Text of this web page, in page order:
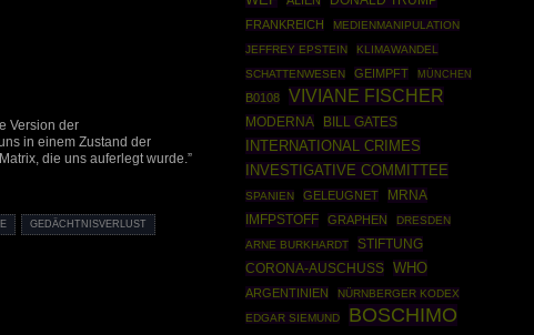
Version der
in einem Zustand der
die uns auferlegt wurde.”
GEDÄCHTNISVERLUST
FRANKREICH
MEDIENMANIPULATION
JEFFREY EPSTEIN
KLIMAWANDEL
SCHATTENWESEN
GEIMPFT MÜNCHEN
B0108 VIVIANE FISCHER
MODERNA BILL GATES
INTERNATIONAL CRIMES
INVESTIGATIVE COMMITTEE
SPANIEN GELEUGNET
MRNA
IMFPSTOFF
GRAPHEN
DRESDEN
ARNE BURKHARDT
STIFTUNG
CORONA-AUSCHUSS WHO
ARGENTINIEN
NÜRNBERGER KODEX
EDGAR SIEMUND
BOSCHIMO